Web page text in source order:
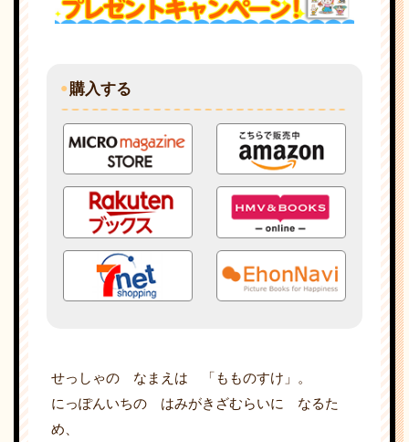
購入する
せっしゃの なまえは 「もものすけ」。
にっぽんいちの はみがきざむらいに なるた
め、